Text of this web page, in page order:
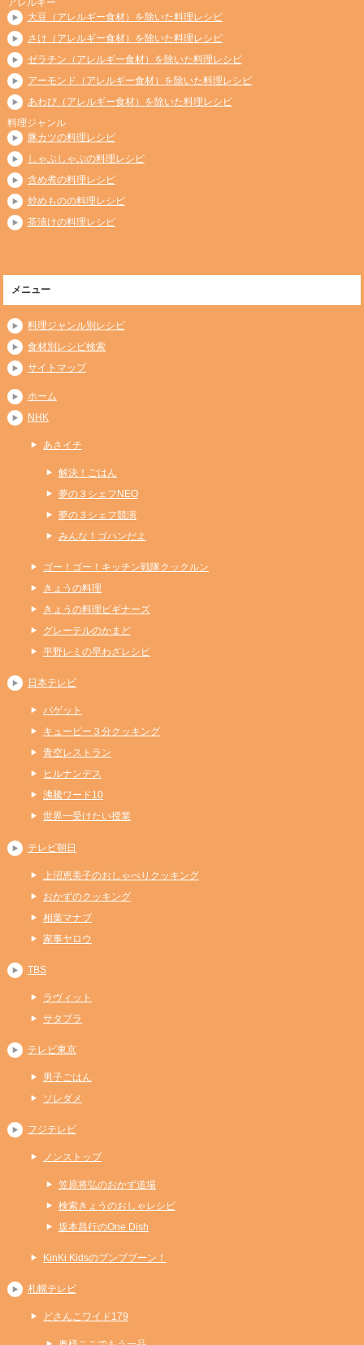
大豆（アレルギー食材）を除いた料理レシピ
さけ（アレルギー食材）を除いた料理レシピ
ゼラチン（アレルギー食材）を除いた料理レシピ
アーモンド（アレルギー食材）を除いた料理レシピ
あわび（アレルギー食材）を除いた料理レシピ
料理ジャンル
豚カツの料理レシピ
しゃぶしゃぶの料理レシピ
含め煮の料理レシピ
炒めものの料理レシピ
茶漬けの料理レシピ
メニュー
料理ジャンル別レシピ
食材別レシピ検索
サイトマップ
ホーム
NHK
あさイチ
解決！ごはん
夢の３シェフNEO
夢の３シェフ競演
みんな！ゴハンだよ
ゴー！ゴー！キッチン戦隊クックルン
きょうの料理
きょうの料理ビギナーズ
グレーテルのかまど
平野レミの早わざレシピ
日本テレビ
バゲット
キューピー３分クッキング
青空レストラン
ヒルナンデス
沸騰ワード10
世界一受けたい授業
テレビ朝日
上沼恵美子のおしゃべりクッキング
おかずのクッキング
相葉マナブ
家事ヤロウ
TBS
ラヴィット
サタプラ
テレビ東京
男子ごはん
ソレダメ
フジテレビ
ノンストップ
笠原将弘のおかず道場
検索きょうのおしゃレシピ
坂本昌行のOne Dish
KinKi Kidsのブンブブーン！
札幌テレビ
どさんこワイド179